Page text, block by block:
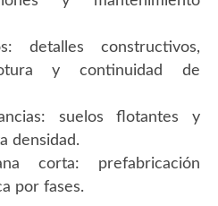
detalles constructivos,
y continuidad de
suelos flotantes y
densidad.
corta: prefabricación
por fases.